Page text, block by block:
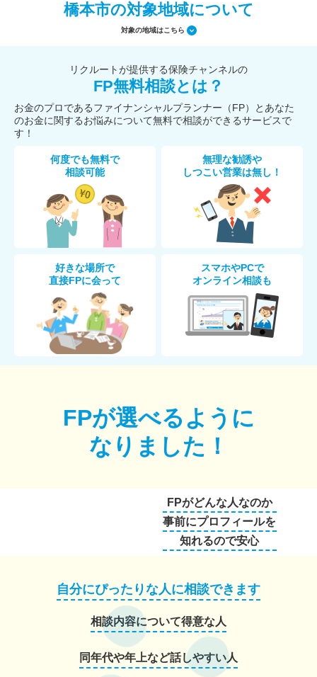
橋本市の対象地域について
対象の地域はこちら
リクルートが提供する保険チャンネルの
FP無料相談とは？
お金のプロであるファイナンシャルプランナー（FP）とあなた
のお金に関するお悩みについて無料で相談ができるサービスで
す！
何度でも無料で
相談可能
無理な勧誘や
しつこい営業は無し！
好きな場所で
直接FPに会って
スマホやPCで
オンライン相談も
FPが選べるように
なりました！
FPがどんな人なのか
事前にプロフィールを
知れるので安心
自分にぴったりな人に相談できます
相談内容について得意な人
同年代や年上など話しやすい人